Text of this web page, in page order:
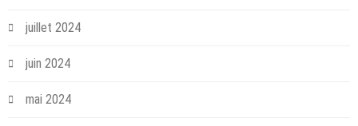
juillet 2024
juin 2024
mai 2024